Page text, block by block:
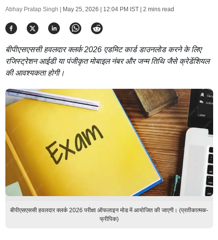
Abhay Pratap Singh | May 25, 2026 | 12:04 PM IST| 2 mins read
बीपीएसएससी हवलदार क्लर्क 2026 एडमिट कार्ड डाउनलोड करने के लिए
रजिस्ट्रेशन आईडी या पंजीकृत मोबाइल नंबर और जन्म तिथि जैसे क्रेडेंशियल
की आवश्यकता होगी।
बीपीएसएससी हवलदार क्लर्क 2026 परीक्षा ऑफलाइन मोड में आयोजित की जाएगी। (प्रतीकात्मक-
फ्रीपिक)